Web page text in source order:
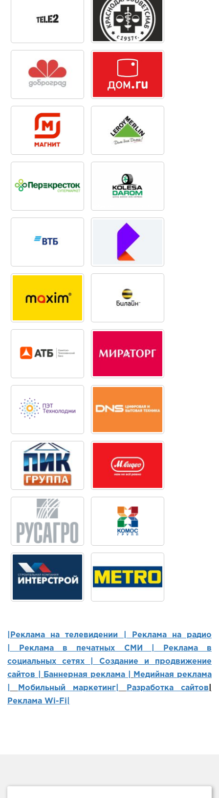
|Реклама на телевидении |
Реклама на радио
Реклама в печатных СМИ |
Реклама в
социальных сетях | Создание и продвижение
сайтов
Баннерная реклама |
Медийная реклама
Мобильный маркетинг Разработка сайтов
Реклама Wi-Fi|